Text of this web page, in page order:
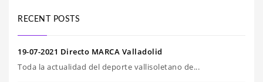
RECENT POSTS
19-07-2021 Directo MARCA Valladolid
Toda la actualidad del deporte vallisoletano de...